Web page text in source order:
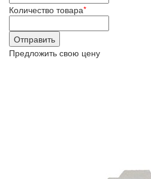
Количество товара*
Предложить свою цену